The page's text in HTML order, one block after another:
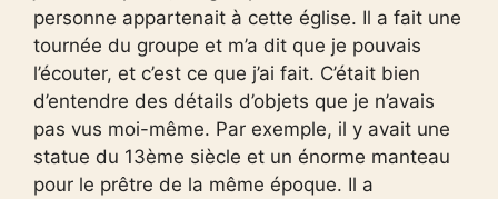
personne appartenait à cette église. Il a fait une
tournée du groupe et m’a dit que je pouvais
l’écouter, et c’est ce que j’ai fait. C’était bien
d’entendre des détails d’objets que je n’avais
pas vus moi-même. Par exemple, il y avait une
statue du 13ème siècle et un énorme manteau
pour le prêtre de la même époque. Il a